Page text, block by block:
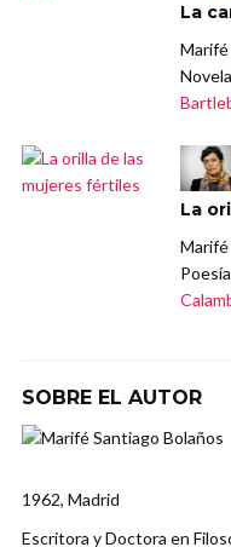
La
Marifé
Novela
La
Marifé
Poesía
SOBRE EL AUTOR
1962, Madrid
Escritora y Doctora en